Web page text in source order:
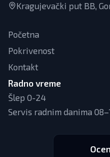
Kragujevački put BB,
Početna
Pokrivenost
Kontakt
Radno vreme
Šlep 0-24
Servis radnim danima